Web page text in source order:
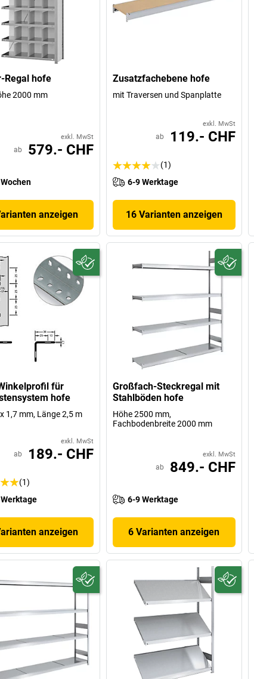
Regal hofe
2000 mm
exkl. MwSt
ab 579.- CHF
anzeigen
Zusatzfachebene hofe
mit Traversen und Spanplatte
exkl. MwSt
ab 119.- CHF
(1)
6-9 Werktage
16 Varianten anzeigen
für
hofe
1,7 mm, Länge 2,5 m
exkl. MwSt
ab 189.- CHF
(1)
anzeigen
Großfach-Steckregal mit
Stahlböden hofe
Höhe 2500 mm,
Fachbodenbreite 2000 mm
exkl. MwSt
ab 849.- CHF
6-9 Werktage
6 Varianten anzeigen